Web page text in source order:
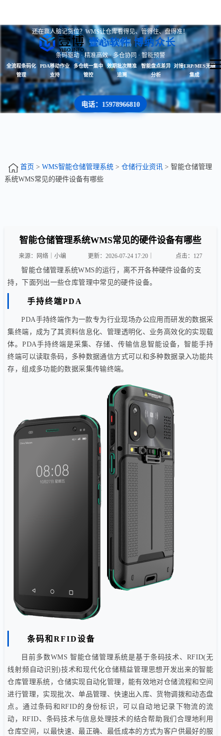
壹心软件 博纳众长
还在靠人脑记货位？WMS让仓库看得见、管得住、盘得准！
仓储行业资讯
条码驱动 · 精准高效 · 多仓协同 · 智能预警
全流程条码化
管理
PDA移动作业
支持
多仓统一集中
管控
效期批次精准
追溯
智能盘点差异
分析
对接ERP/MES无缝
集成
电话：15978966810
首页 > WMS智能仓储管理系统> 仓储行业资讯> 智能仓储管理
系统WMS常见的硬件设备有哪些
智能仓储管理系统WMS常见的硬件设备有哪些
来源：网络｜小编 更新：2026-07-24 17:20｜ 点击： 127
智能仓储管理系统WMS的运行，离不开各种硬件设备的支
持，下面列出一些仓库管理中常见的硬件设备。
手持终端PDA
PDA手持终端作为一款专为行业现场办公应用而研发的数据采
集终端，成为了其资料信息化、管理透明化、业务高效化的实现载
体。PDA手持终端是采集、存储、传输信息智能设备，智能手持
终端可以读取条码，多种数据通信方式可以和多种数据录入功能共
存，组成多功能的数据采集传输终端。
条码和RFID设备
目前多数WMS 智能仓储管理系统是基于条码技术、RFID(无
线射频自动识别)技术和现代化仓储精益管理思想开发出来的智能
仓库管理系统，仓储实现自动化管理，能有效地对仓储流程和空间
进行管理，实现批次、单品管理、快速出入库、货物调拨和动态盘
点。通过条码和RFID的身份标识，可以自动地记录下物流的流
动，RFID、条码技术与信息处理技术的结合帮助我们合理地利用
仓库空间，以最快速、最正确、最低成本的方式为客户供最好的服